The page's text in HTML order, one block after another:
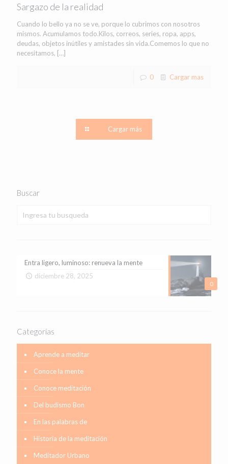
Sargazo de la realidad
Cuando lo bello ya no se ve, porque lo cubrimos con nosotros
mismos. Acumulamos todo.Kilos, correos, series, ropa, apps,
deudas, objetos inútiles y amistades sin vida.Comemos lo que no
necesitamos, […]
0 Cargar mas
Cargar más
Buscar
0
Entra ligero, luminoso: renueva la mente
diciembre 28, 2025
Categorías
Aprende a meditar
Conoce la mente
Conoce meditación
Del budismo Bon
En las palabras de
Historia de la meditación
Meditador Urbano